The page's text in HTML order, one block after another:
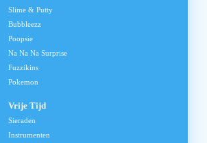
Slime & Putty
Bubbleezz
Poopsie
Na Na Na Surprise
Fuzzikins
Pokemon
Vrije Tijd
Sieraden
Instrumenten